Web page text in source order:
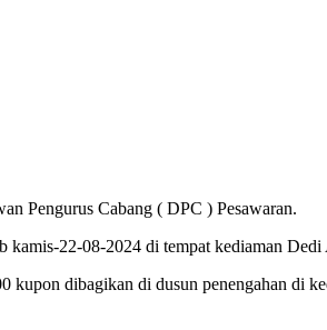
Pengurus Cabang ( DPC ) Pesawaran.
22-08-2024 di tempat kediaman
kupon dibagikan di dusun penengahan di